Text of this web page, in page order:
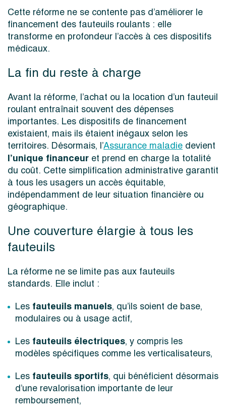
Cette réforme ne se contente pas d’améliorer le
financement des fauteuils roulants : elle
transforme en profondeur l’accès à ces dispositifs
médicaux.
La fin du reste à charge
Avant la réforme, l’achat ou la location d’un fauteuil
roulant entraînait souvent des dépenses
importantes. Les dispositifs de financement
existaient, mais ils étaient inégaux selon les
territoires. Désormais, l’Assurance maladie devient
l’unique financeur et prend en charge la totalité
du coût. Cette simplification administrative garantit
à tous les usagers un accès équitable,
indépendamment de leur situation financière ou
géographique.
Une couverture élargie à tous les
fauteuils
La réforme ne se limite pas aux fauteuils
standards. Elle inclut :
Les fauteuils manuels, qu’ils soient de base,
modulaires ou à usage actif,
Les fauteuils électriques, y compris les
modèles spécifiques comme les verticalisateurs,
Les fauteuils sportifs, qui bénéficient désormais
d’une revalorisation importante de leur
remboursement,